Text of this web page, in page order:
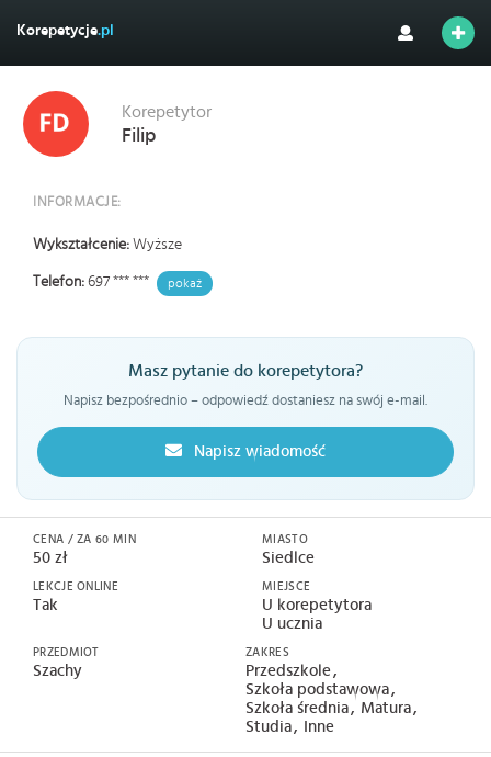
Korepetycje.pl
Korepetytor
Filip
INFORMACJE:
Wykształcenie: Wyższe
Telefon: 697 *** *** pokaż
Masz pytanie do korepetytora?
Napisz bezpośrednio – odpowiedź dostaniesz na swój e-mail.
Napisz wiadomość
CENA / ZA 60 MIN
50 zł
LEKCJE ONLINE
Tak
MIASTO
Siedlce
MIEJSCE
U korepetytora
U ucznia
PRZEDMIOT
Szachy
ZAKRES
Przedszkole
Szkoła podstawowa
Szkoła średnia Matura
Studia
Inne